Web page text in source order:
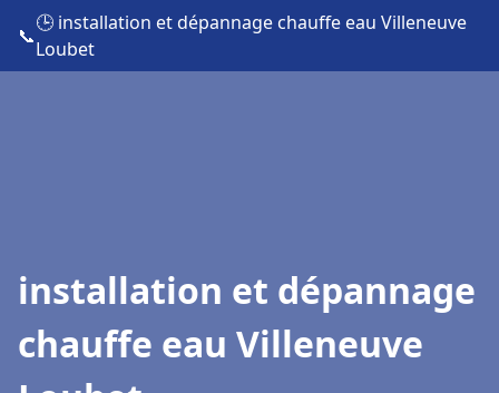
📞
🕒 installation et dépannage chauffe eau Villeneuve
Loubet
installation et dépannage
chauffe eau Villeneuve